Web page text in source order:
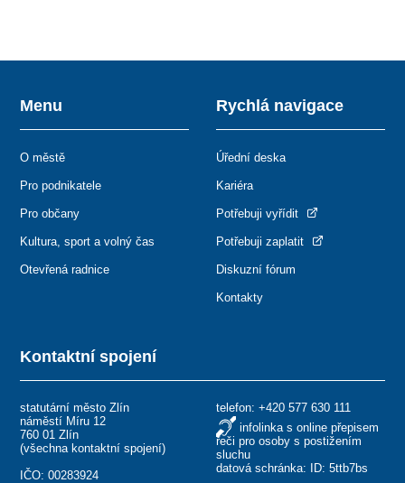
Kontaktní spojení
statutární město Zlín
náměstí Míru 12
760 01 Zlín
(všechna kontaktní spojení)
IČO: 00283924
telefon: +420 577 630 111
infolinka s online přepisem
řeči pro osoby s postižením
sluchu
datová schránka: ID: 5ttb7bs
Menu
O městě
Pro podnikatele
Pro občany
Kultura, sport a volný čas
Otevřená radnice
Rychlá navigace
Úřední deska
Kariéra
Potřebuji vyřídit
Potřebuji zaplatit
Diskuzní fórum
Kontakty